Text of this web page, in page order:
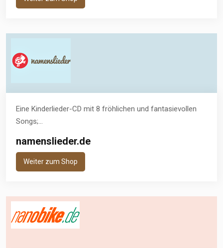
Eine Kinderlieder-CD mit 8 fröhlichen und fantasievollen
Songs;...
namenslieder.de
Weiter zum Shop